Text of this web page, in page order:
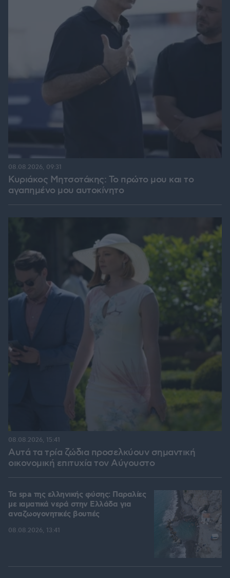
Κυριάκος Μητσοτάκης: Το πρώτο μου και το
αγαπημένο μου αυτοκίνητο
08.08.2026, 09:31
Αυτά τα τρία ζώδια προσελκύουν σημαντική
οικονομική επιτυχία τον Αύγουστο
08.08.2026, 15:41
Τα spa της ελληνικής φύσης: Παραλίες
με ιαματικά νερά στην Ελλάδα για
αναζωογονητικές βουτιές
08.08.2026, 13:41